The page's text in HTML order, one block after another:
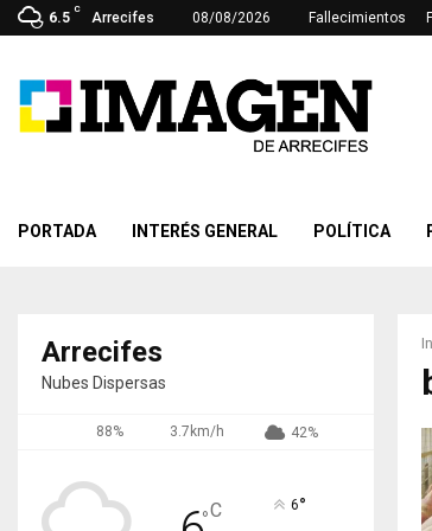
6.5
C
Arrecifes 08/08/2026 Fallecimientos
PORTADA INTERÉS GENERAL POLÍTICA
Arrecifes
Nubes Dispersas
88% 3.7km/h 42%
°C 6°